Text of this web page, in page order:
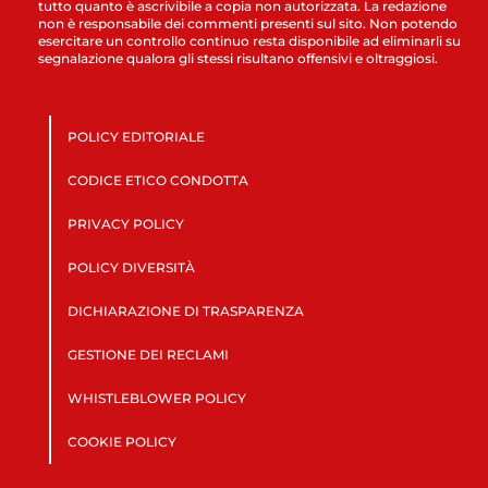
tutto quanto è ascrivibile a copia non autorizzata. La redazione
non è responsabile dei commenti presenti sul sito. Non potendo
esercitare un controllo continuo resta disponibile ad eliminarli su
segnalazione qualora gli stessi risultano offensivi e oltraggiosi.
POLICY EDITORIALE
CODICE ETICO CONDOTTA
PRIVACY POLICY
POLICY DIVERSITÀ
DICHIARAZIONE DI TRASPARENZA
GESTIONE DEI RECLAMI
WHISTLEBLOWER POLICY
COOKIE POLICY